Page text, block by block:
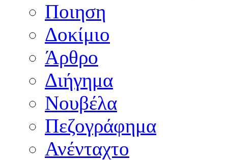
Ποιηση
Δοκίμιο
Άρθρο
Διήγημα
Νουβέλα
Πεζογράφημα
Ανένταχτο